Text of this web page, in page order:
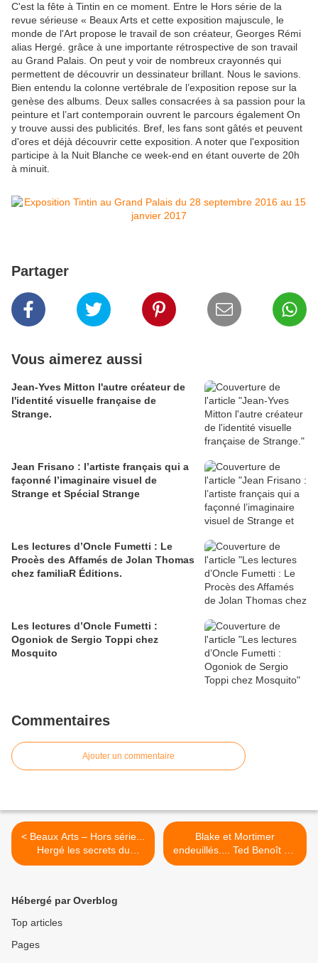
C'est la fête à Tintin en ce moment. Entre le Hors série de la
revue sérieuse « Beaux Arts et cette exposition majuscule, le
monde de l'Art propose le travail de son créateur, Georges Rémi
alias Hergé. grâce à une importante rétrospective de son travail
au Grand Palais. On peut y voir de nombreux crayonnés qui
permettent de découvrir un dessinateur brillant. Nous le savions.
Bien entendu la colonne vertébrale de l’exposition repose sur la
genèse des albums. Deux salles consacrées à sa passion pour la
peinture et l’art contemporain ouvrent le parcours également On
y trouve aussi des publicités. Bref, les fans sont gâtés et peuvent
d'ores et déjà découvrir cette exposition. A noter que l'exposition
participe à la Nuit Blanche ce week-end en étant ouverte de 20h
à minuit.
Partager
Vous aimerez aussi
Jean-Yves Mitton l'autre créateur de
l'identité visuelle française de
Strange.
Jean Frisano : l’artiste français qui a
façonné l’imaginaire visuel de
Strange et Spécial Strange
Les lectures d’Oncle Fumetti : Le
Procès des Affamés de Jolan Thomas
chez familiaR Éditions.
Les lectures d’Oncle Fumetti :
Ogoniok de Sergio Toppi chez
Mosquito
Commentaires
Ajouter un commentaire
< Beaux Arts – Hors série...
Hergé les secrets du
créateur de Tintin.
Blake et Mortimer
endeuillés.... Ted Benoît est
décédé. >
Hébergé par Overblog
Top articles
Pages